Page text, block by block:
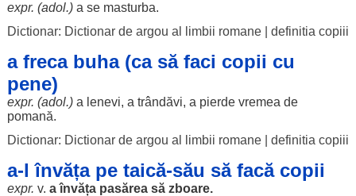
expr. (adol.)a se masturba.
Dictionar: Dictionar de argou al limbii romane| definitia copiii
a freca buha (ca să faci copii cu
pene)
expr. (adol.)a lenevi, a trândăvi, a pierde vremea de
pomană.
Dictionar: Dictionar de argou al limbii romane| definitia copiii
a-l învăța pe taică-său să facă copii
expr. v. aînvăța pasăreasă zboare.